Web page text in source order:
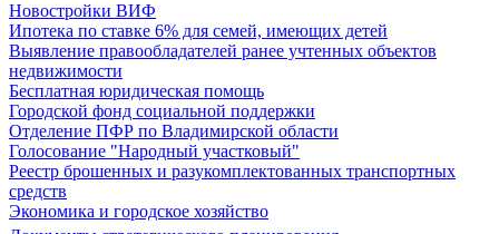
Новостройки ВИФ
Ипотека по ставке 6% для семей, имеющих детей
Выявление правообладателей ранее учтенных объектов
недвижимости
Бесплатная юридическая помощь
Городской фонд социальной поддержки
Отделение ПФР по Владимирской области
Голосование "Народный участковый"
Реестр брошенных и разукомплектованных транспортных
средств
Экономика и городское хозяйство